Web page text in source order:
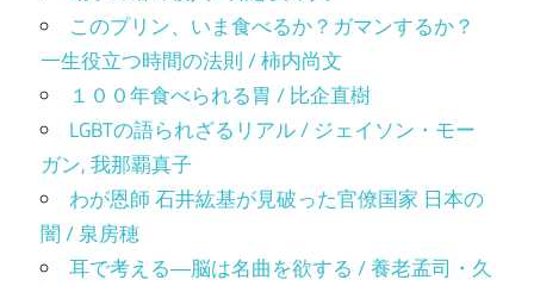
このプリン、いま食べるか？ガマンするか？
一生役立つ時間の法則 / 柿内尚文
１００年食べられる胃 / 比企直樹
LGBTの語られざるリアル / ジェイソン・モー
ガン, 我那覇真子
わが恩師 石井紘基が見破った官僚国家 日本の
闇 / 泉房穂
耳で考える―脳は名曲を欲する / 養老孟司・久